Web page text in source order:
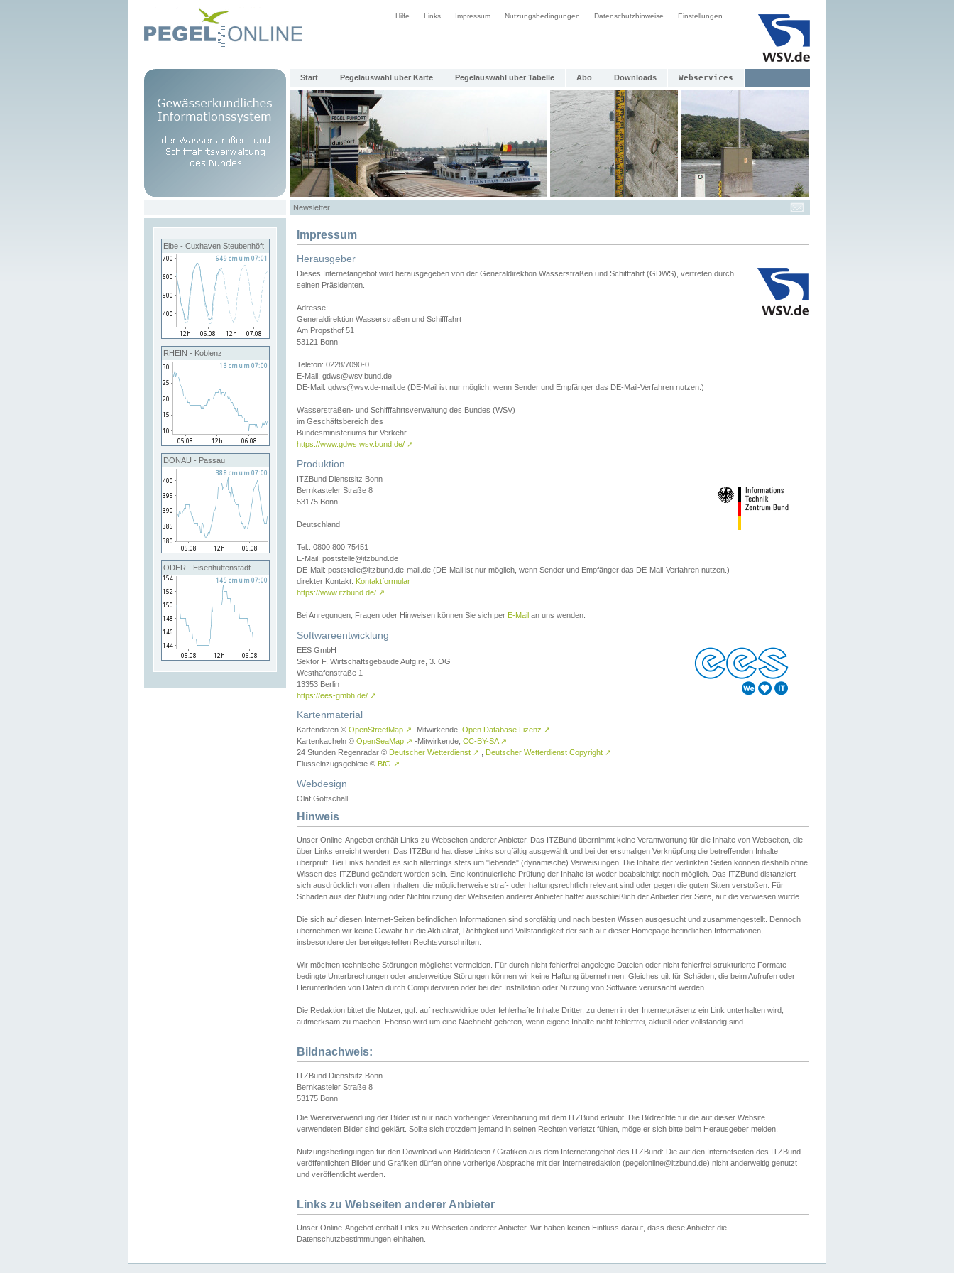
Hilfe Links Impressum Nutzungsbedingungen Datenschutzhinweise Einstellungen
Start Pegelauswahl über Karte Pegelauswahl über Tabelle Abo Downloads Webservices
Newsletter
Elbe - Cuxhaven Steubenhöft
RHEIN - Koblenz
DONAU - Passau
ODER - Eisenhüttenstadt
Impressum
Herausgeber
Dieses Internetangebot wird herausgegeben von der Generaldirektion Wasserstraßen und Schifffahrt (GDWS), vertreten durch
seinen Präsidenten.
Adresse:
Generaldirektion Wasserstraßen und Schifffahrt
Am Propsthof 51
53121 Bonn
Telefon: 0228/7090-0
E-Mail: gdws@wsv.bund.de
DE-Mail: gdws@wsv.de-mail.de (DE-Mail ist nur möglich, wenn Sender und Empfänger das DE-Mail-Verfahren nutzen.)
Wasserstraßen- und Schifffahrtsverwaltung des Bundes (WSV)
im Geschäftsbereich des
Bundesministeriums für Verkehr
https://www.gdws.wsv.bund.de/ ↗
Produktion
ITZBund Dienstsitz Bonn
Bernkasteler Straße 8
53175 Bonn
Deutschland
Tel.: 0800 800 75451
E-Mail: poststelle@itzbund.de
DE-Mail: poststelle@itzbund.de-mail.de (DE-Mail ist nur möglich, wenn Sender und Empfänger das DE-Mail-Verfahren nutzen.)
direkter Kontakt: Kontaktformular
https://www.itzbund.de/ ↗
Bei Anregungen, Fragen oder Hinweisen können Sie sich per E-Mail an uns wenden.
Softwareentwicklung
EES GmbH
Sektor F, Wirtschaftsgebäude Aufg.re, 3. OG
Westhafenstraße 1
13353 Berlin
https://ees-gmbh.de/ ↗
Kartenmaterial
Kartendaten © OpenStreetMap ↗ -Mitwirkende, Open Database Lizenz ↗
Kartenkacheln © OpenSeaMap ↗ -Mitwirkende, CC-BY-SA ↗
24 Stunden Regenradar © Deutscher Wetterdienst ↗ Deutscher Wetterdienst Copyright ↗
Flusseinzugsgebiete © BfG ↗
Webdesign
Olaf Gottschall
Hinweis
Unser Online-Angebot enthält Links zu Webseiten anderer Anbieter. Das ITZBund übernimmt keine Verantwortung für die Inhalte von Webseiten, die
über Links erreicht werden. Das ITZBund hat diese Links sorgfältig ausgewählt und bei der erstmaligen Verknüpfung die betreffenden Inhalte
überprüft. Bei Links handelt es sich allerdings stets um "lebende" (dynamische) Verweisungen. Die Inhalte der verlinkten Seiten können deshalb ohne
Wissen des ITZBund geändert worden sein. Eine kontinuierliche Prüfung der Inhalte ist weder beabsichtigt noch möglich. Das ITZBund distanziert
sich ausdrücklich von allen Inhalten, die möglicherweise straf- oder haftungsrechtlich relevant sind oder gegen die guten Sitten verstoßen. Für
Schäden aus der Nutzung oder Nichtnutzung der Webseiten anderer Anbieter haftet ausschließlich der Anbieter der Seite, auf die verwiesen wurde.
Die sich auf diesen Internet-Seiten befindlichen Informationen sind sorgfältig und nach besten Wissen ausgesucht und zusammengestellt. Dennoch
übernehmen wir keine Gewähr für die Aktualität, Richtigkeit und Vollständigkeit der sich auf dieser Homepage befindlichen Informationen,
insbesondere der bereitgestellten Rechtsvorschriften.
Wir möchten technische Störungen möglichst vermeiden. Für durch nicht fehlerfrei angelegte Dateien oder nicht fehlerfrei strukturierte Formate
bedingte Unterbrechungen oder anderweitige Störungen können wir keine Haftung übernehmen. Gleiches gilt für Schäden, die beim Aufrufen oder
Herunterladen von Daten durch Computerviren oder bei der Installation oder Nutzung von Software verursacht werden.
Die Redaktion bittet die Nutzer, ggf. auf rechtswidrige oder fehlerhafte Inhalte Dritter, zu denen in der Internetpräsenz ein Link unterhalten wird,
aufmerksam zu machen. Ebenso wird um eine Nachricht gebeten, wenn eigene Inhalte nicht fehlerfrei, aktuell oder vollständig sind.
Bildnachweis:
ITZBund Dienstsitz Bonn
Bernkasteler Straße 8
53175 Bonn
Die Weiterverwendung der Bilder ist nur nach vorheriger Vereinbarung mit dem ITZBund erlaubt. Die Bildrechte für die auf dieser Website
verwendeten Bilder sind geklärt. Sollte sich trotzdem jemand in seinen Rechten verletzt fühlen, möge er sich bitte beim Herausgeber melden.
Nutzungsbedingungen für den Download von Bilddateien / Grafiken aus dem Internetangebot des ITZBund: Die auf den Internetseiten des ITZBund
veröffentlichten Bilder und Grafiken dürfen ohne vorherige Absprache mit der Internetredaktion (pegelonline@itzbund.de) nicht anderweitig genutzt
und veröffentlicht werden.
Links zu Webseiten anderer Anbieter
Unser Online-Angebot enthält Links zu Webseiten anderer Anbieter. Wir haben keinen Einfluss darauf, dass diese Anbieter die
Datenschutzbestimmungen einhalten.